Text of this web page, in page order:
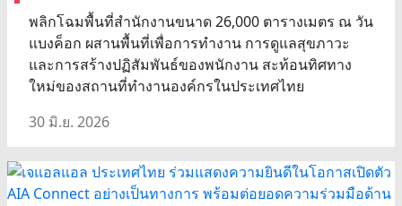
พลิกโฉมพื้นที่สำนักงานขนาด 26,000 ตารางเมตร ณ วัน
แบงค็อก ผสานพื้นที่เพื่อการทำงาน การดูแลสุขภาวะ
และการสร้างปฏิสัมพันธ์ของพนักงาน สะท้อนทิศทาง
ใหม่ของสถานที่ทำงานองค์กรในประเทศไทย
30 มิ.ย. 2026